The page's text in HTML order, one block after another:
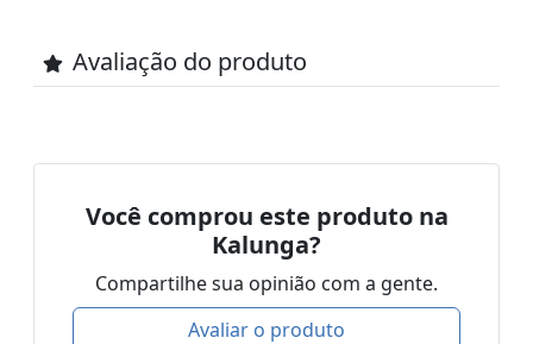
Avaliação do produto
Você comprou este produto na
Kalunga?
Compartilhe sua opinião com a gente.
Avaliar o produto